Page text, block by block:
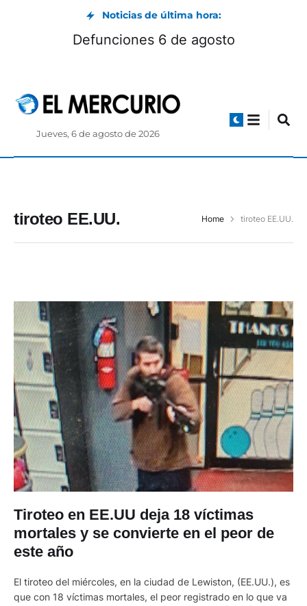
Noticias de última hora:
Defunciones 6 de agosto
Jueves, 6 de agosto de 2026
tiroteo EE.UU. Home tiroteo EE.UU.
Tiroteo en EE.UU deja 18 víctimas
mortales y se convierte en el peor de
este año
El tiroteo del miércoles, en la ciudad de Lewiston, (EE.UU.), es
que con 18 víctimas mortales, el peor registrado en lo que va